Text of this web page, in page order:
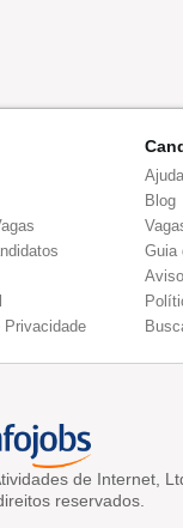
Privacidade
Blog
Guia
de Internet,
reservados.